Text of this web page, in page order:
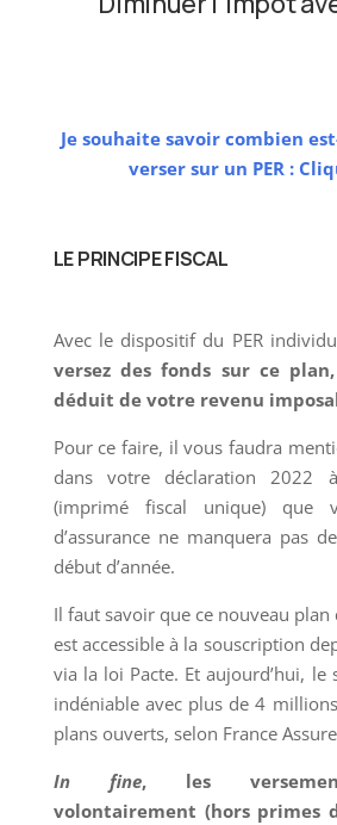
Je souhaite savoir combien
verser sur un PER :
LE PRINCIPE FISCAL
Avec le dispositif du PER
versez des fonds sur ce
déduit de votre revenu
Pour ce faire, il vous faudra
dans votre déclaration 2022
(imprimé fiscal unique) que
d’assurance ne manquera pas
début d’année.
Il faut savoir que ce nouveau plan
est accessible à la souscription
via la loi Pacte. Et aujourd’hui, le
indéniable avec plus de 4
plans ouverts, selon France
In fine, les
volontairement (hors primes